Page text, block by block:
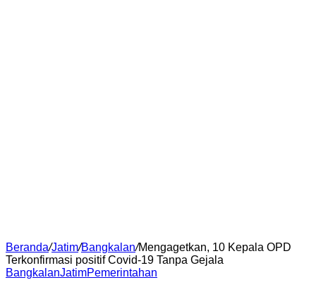
Beranda/Jatim/Bangkalan/Mengagetkan, 10 Kepala OPD
Terkonfirmasi positif Covid-19 Tanpa Gejala
BangkalanJatimPemerintahan